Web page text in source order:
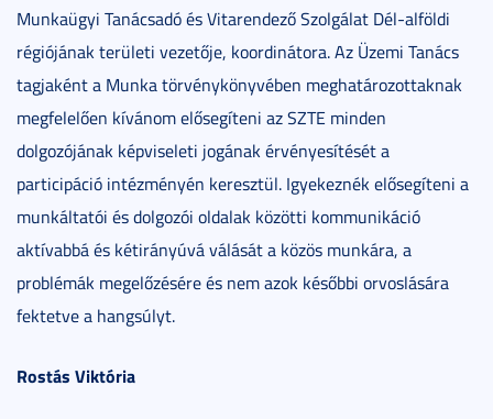
Munkaügyi Tanácsadó és Vitarendező Szolgálat Dél-alföldi
régiójának területi vezetője, koordinátora. Az Üzemi Tanács
tagjaként a Munka törvénykönyvében meghatározottaknak
megfelelően kívánom elősegíteni az SZTE minden
dolgozójának képviseleti jogának érvényesítését a
participáció intézményén keresztül. Igyekeznék elősegíteni a
munkáltatói és dolgozói oldalak közötti kommunikáció
aktívabbá és kétirányúvá válását a közös munkára, a
problémák megelőzésére és nem azok későbbi orvoslására
fektetve a hangsúlyt.
Rostás Viktória